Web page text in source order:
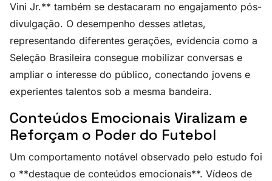
Vini Jr.** também se destacaram no engajamento pós-
divulgação. O desempenho desses atletas,
representando diferentes gerações, evidencia como a
Seleção Brasileira consegue mobilizar conversas e
ampliar o interesse do público, conectando jovens e
experientes talentos sob a mesma bandeira.
Conteúdos Emocionais Viralizam e
Reforçam o Poder do Futebol
Um comportamento notável observado pelo estudo foi
o **destaque de conteúdos emocionais**. Vídeos de